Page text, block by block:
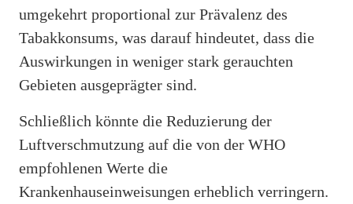
umgekehrt proportional zur Prävalenz des
Tabakkonsums, was darauf hindeutet, dass die
Auswirkungen in weniger stark gerauchten
Gebieten ausgeprägter sind.
Schließlich könnte die Reduzierung der
Luftverschmutzung auf die von der WHO
empfohlenen Werte die
Krankenhauseinweisungen erheblich verringern.